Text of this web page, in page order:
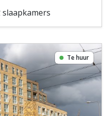
slaapkamers
Te huur